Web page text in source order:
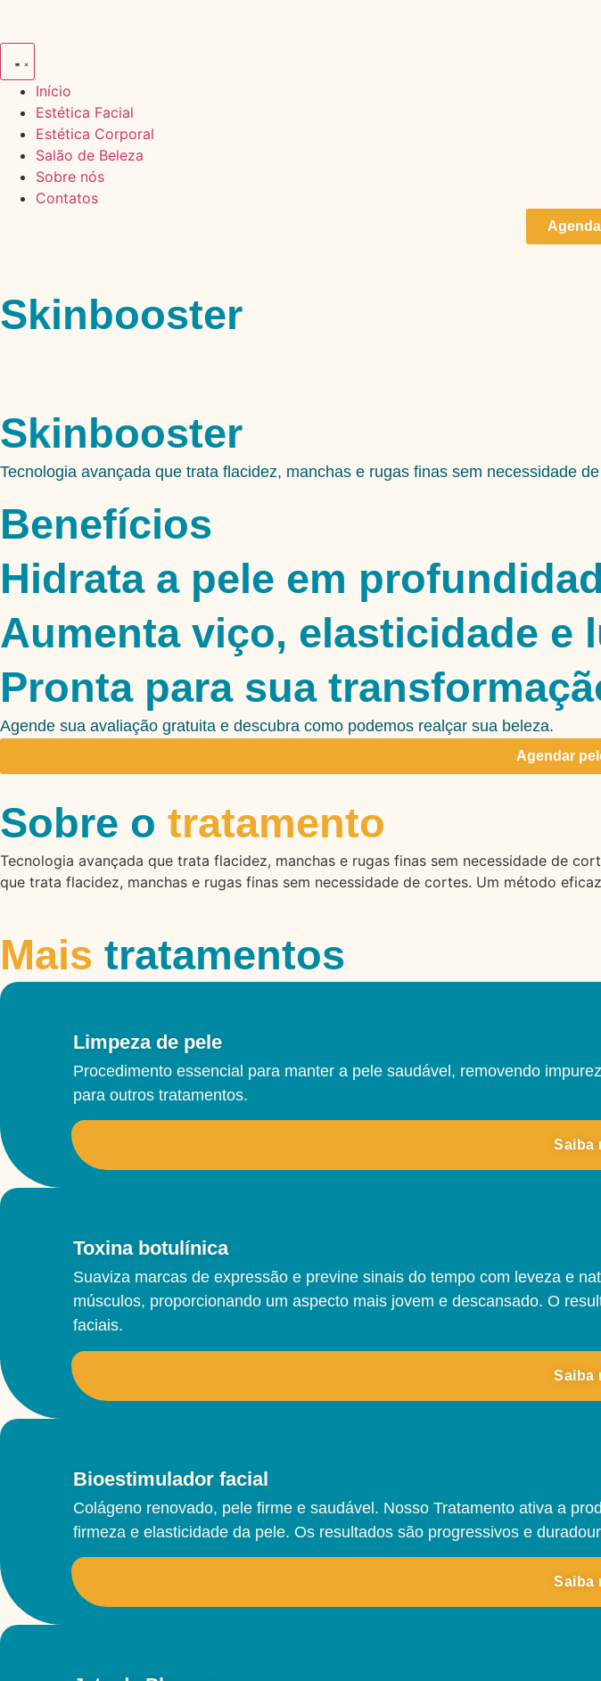
Início
Estética Facial
Estética Corporal
Salão de Beleza
Sobre nós
Contatos
Skinbooster
Skinbooster
Tecnologia avançada que trata flacidez, manchas e rugas finas sem necessidade
Benefícios
Hidrata a pele em
Aumenta viço, elasticidade e
Pronta para sua
Agende sua avaliação gratuita e descubra como podemos realçar sua beleza.
Agendar
Sobre o tratamento
Tecnologia avançada que trata flacidez, manchas e rugas finas sem necessidade de
que trata flacidez, manchas e rugas finas sem necessidade de cortes. Um método
Mais tratamentos
Limpeza de pele
Procedimento essencial para manter a pele saudável, removendo
para outros tratamentos.
Saiba
Toxina botulínica
Suaviza marcas de expressão e previne sinais do tempo com leveza e
músculos, proporcionando um aspecto mais jovem e descansado. O
faciais.
Saiba
Bioestimulador facial
Colágeno renovado, pele firme e saudável. Nosso Tratamento ativa a
firmeza e elasticidade da pele. Os resultados são progressivos e
Saiba